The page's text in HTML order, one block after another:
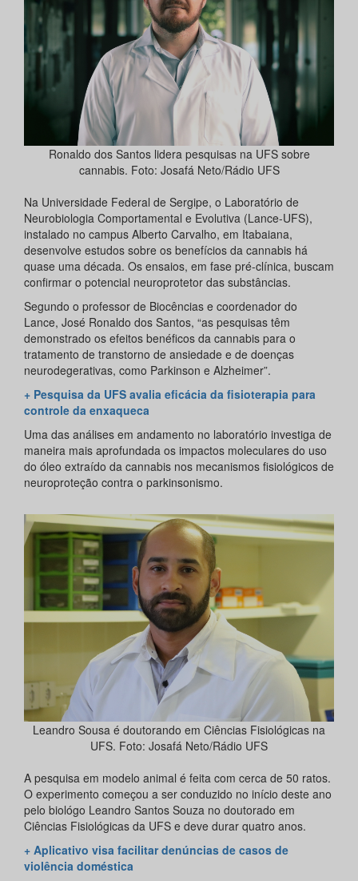
Ronaldo dos Santos lidera pesquisas na UFS sobre
cannabis. Foto: Josafá Neto/Rádio UFS
Na Universidade Federal de Sergipe, o Laboratório de
Neurobiologia Comportamental e Evolutiva (Lance-UFS),
instalado no campus Alberto Carvalho, em Itabaiana,
desenvolve estudos sobre os benefícios da cannabis há
quase uma década. Os ensaios, em fase pré-clínica, buscam
confirmar o potencial neuroprotetor das substâncias.
Segundo o professor de Biocências e coordenador do
Lance, José Ronaldo dos Santos, “as pesquisas têm
demonstrado os efeitos benéficos da cannabis para o
tratamento de transtorno de ansiedade e de doenças
neurodegerativas, como Parkinson e Alzheimer”.
+ Pesquisa da UFS avalia eficácia da fisioterapia para
controle da enxaqueca
Uma das análises em andamento no laboratório investiga de
maneira mais aprofundada os impactos moleculares do uso
do óleo extraído da cannabis nos mecanismos fisiológicos de
neuroproteção contra o parkinsonismo.
Leandro Sousa é doutorando em Ciências Fisiológicas na
UFS. Foto: Josafá Neto/Rádio UFS
A pesquisa em modelo animal é feita com cerca de 50 ratos.
O experimento começou a ser conduzido no início deste ano
pelo biológo Leandro Santos Souza no doutorado em
Ciências Fisiológicas da UFS e deve durar quatro anos.
+ Aplicativo visa facilitar denúncias de casos de
violência doméstica